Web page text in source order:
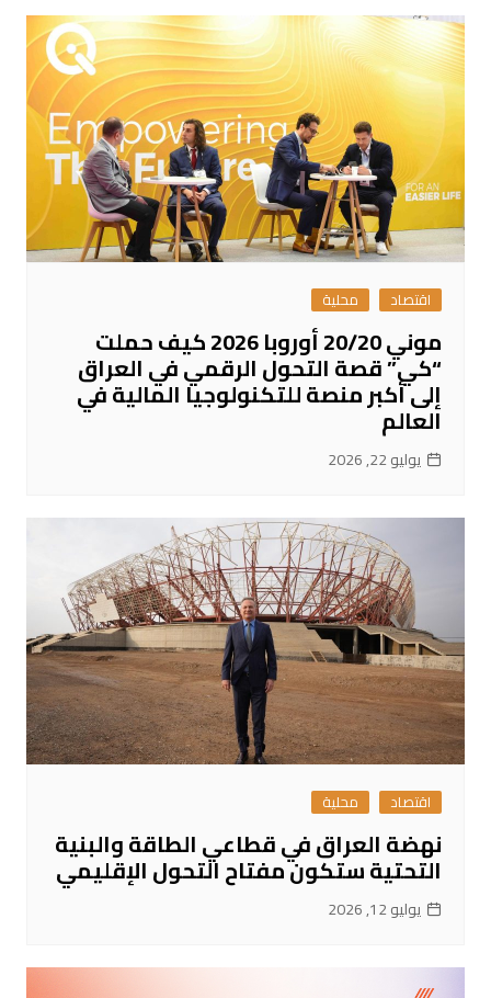
اقتصاد محلية
موني 20/20 أوروبا 2026 كيف حملت
“كي” قصة التحول الرقمي في العراق
إلى أكبر منصة للتكنولوجيا المالية في
العالم
يوليو 22, 2026
اقتصاد محلية
نهضة العراق في قطاعي الطاقة والبنية
التحتية ستكون مفتاح التحول الإقليمي
يوليو 12, 2026